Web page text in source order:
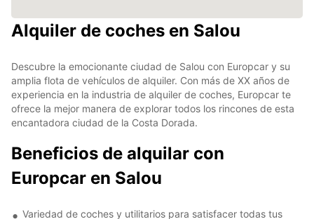
Alquiler de coches en Salou
Descubre la emocionante ciudad de Salou con Europcar y su
amplia flota de vehículos de alquiler. Con más de XX años de
experiencia en la industria de alquiler de coches, Europcar te
ofrece la mejor manera de explorar todos los rincones de esta
encantadora ciudad de la Costa Dorada.
Beneficios de alquilar con
Europcar en Salou
Variedad de coches y utilitarios para satisfacer todas tus